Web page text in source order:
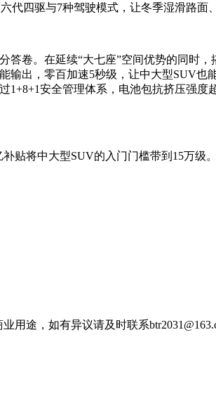
四驱与7种驾驶模式，让冬季湿滑路面
卷。在延续“大七座”空间优势的同时
出，零百加速5秒级，让中大型SUV
安全管理体系，电池包抗挤压强
贴将中大型SUV的入门门槛带到15万级
途，如有异议请及时联系